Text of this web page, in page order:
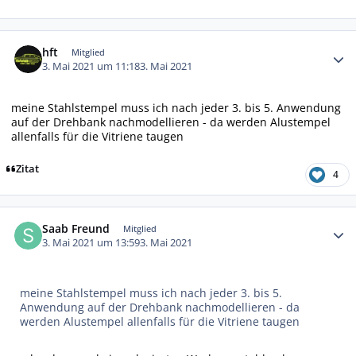
hft Mitglied
3. Mai 2021 um 11:183. Mai 2021
meine Stahlstempel muss ich nach jeder 3. bis 5. Anwendung
auf der Drehbank nachmodellieren - da werden Alustempel
allenfalls für die Vitriene taugen
Zitat 4
Saab Freund Mitglied
3. Mai 2021 um 13:593. Mai 2021
meine Stahlstempel muss ich nach jeder 3. bis 5.
Anwendung auf der Drehbank nachmodellieren - da
werden Alustempel allenfalls für die Vitriene taugen